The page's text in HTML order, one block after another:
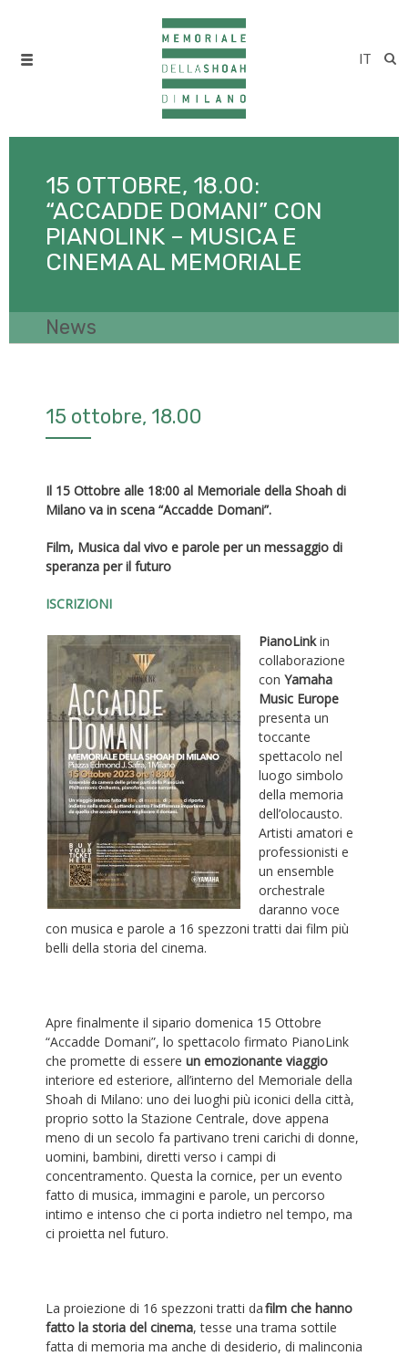
IT
15 OTTOBRE, 18.00:
“ACCADDE DOMANI” CON
PIANOLINK – MUSICA E
CINEMA AL MEMORIALE
News
15 ottobre, 18.00
Il 15 Ottobre alle 18:00 al Memoriale della Shoah di
Milano va in scena “Accadde Domani”.
Film, Musica dal vivo e parole per un messaggio di
speranza per il futuro
ISCRIZIONI
PianoLinkin
collaborazione
con Yamaha
Music Europe
presenta un
toccante
spettacolo nel
luogo simbolo
della memoria
dell’olocausto.
Artisti amatori e
professionisti e
un ensemble
orchestrale
daranno voce
con musica e parole a 16 spezzoni tratti dai film più
belli della storia del cinema.
Apre finalmente il sipario domenica 15 Ottobre
“Accadde Domani”, lo spettacolo firmato PianoLink
che promette di essere un emozionante viaggio
interiore ed esteriore, all’interno del Memoriale della
Shoah di Milano: uno dei luoghi più iconici della città,
proprio sotto la Stazione Centrale, dove appena
meno di un secolo fa partivano treni carichi di donne,
uomini, bambini, diretti verso i campi di
concentramento. Questa la cornice, per un evento
fatto di musica, immagini e parole, un percorso
intimo e intenso che ci porta indietro nel tempo, ma
ci proietta nel futuro.
La proiezione di 16 spezzoni tratti dafilm che hanno
fatto la storia del cinema, tesse una trama sottile
fatta di memoria ma anche di desiderio, di malinconia